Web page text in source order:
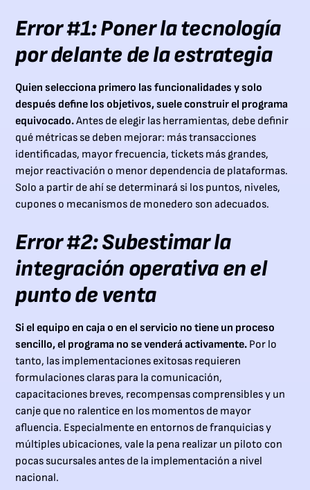
Error #1: Poner la tecnología
por delante de la estrategia
Quien selecciona primero las funcionalidades y solo
después define los objetivos, suele construir el programa
equivocado.Antes de elegir las herramientas, debe definir
qué métricas se deben mejorar: más transacciones
identificadas, mayor frecuencia, tickets más grandes,
mejor reactivación o menor dependencia de plataformas.
Solo a partir de ahí se determinará si los puntos, niveles,
cupones o mecanismos de monedero son adecuados.
Error #2: Subestimar la
integración operativa en el
punto de venta
Si el equipo en caja o en el servicio no tiene un proceso
sencillo, el programa no se venderá activamente. Por lo
tanto, las implementaciones exitosas requieren
formulaciones claras para la comunicación,
capacitaciones breves, recompensas comprensibles y un
canje que no ralentice en los momentos de mayor
afluencia. Especialmente en entornos de franquicias y
múltiples ubicaciones, vale la pena realizar un piloto con
pocas sucursales antes de la implementación a nivel
nacional.